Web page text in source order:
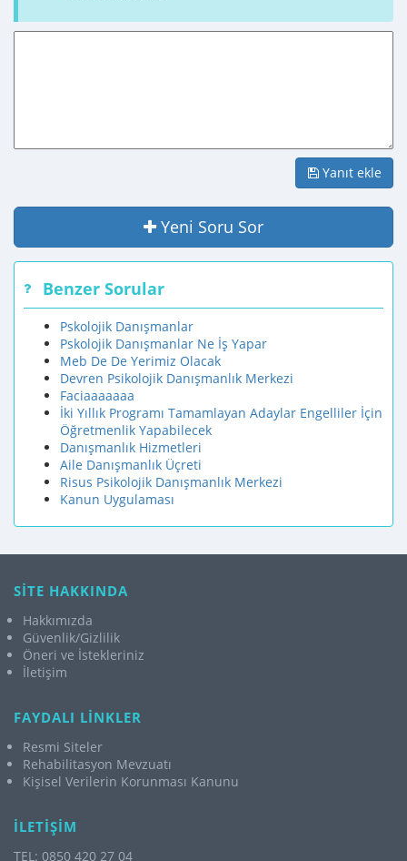
Yanıt ekle
Yeni Soru Sor
Benzer Sorular
Pskolojik Danışmanlar
Pskolojik Danışmanlar Ne İş Yapar
Meb De De Yerimiz Olacak
Devren Psikolojik Danışmanlık Merkezi
Faciaaaaaaa
İki Yıllık Programı Tamamlayan Adaylar Engelliler İçin
Öğretmenlik Yapabilecek
Danışmanlık Hizmetleri
Aile Danışmanlık Üçreti
Risus Psikolojik Danışmanlık Merkezi
Kanun Uygulaması
SİTE HAKKINDA
Hakkımızda
Güvenlik/Gizlilik
Öneri ve İstekleriniz
İletişim
FAYDALI LİNKLER
Resmi Siteler
Rehabilitasyon Mevzuatı
Kişisel Verilerin Korunması Kanunu
İLETİŞİM
TEL: 0850 420 27 04